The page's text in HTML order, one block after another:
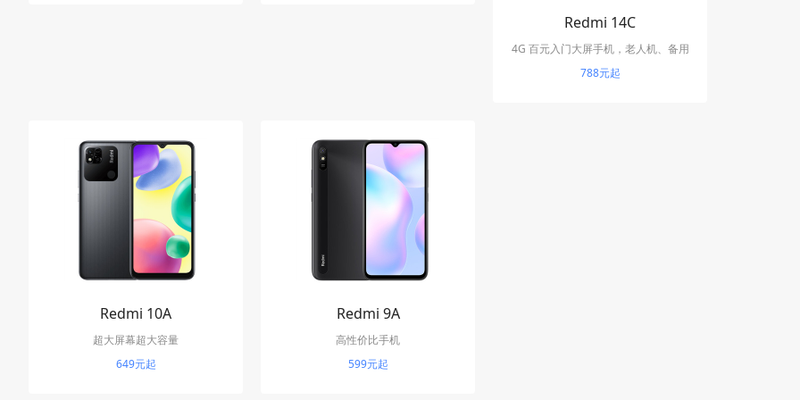
Redmi 14C
4G 百元入门大屏手机，老人机、备用
机主力机型
788元起
Redmi 10A
超大屏幕超大容量
649元起
Redmi 9A
高性价比手机
599元起